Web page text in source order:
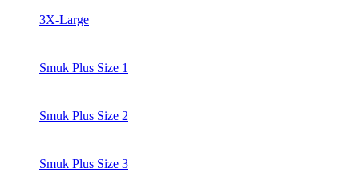
3X-Large
Smuk Plus Size 1
Smuk Plus Size 2
Smuk Plus Size 3